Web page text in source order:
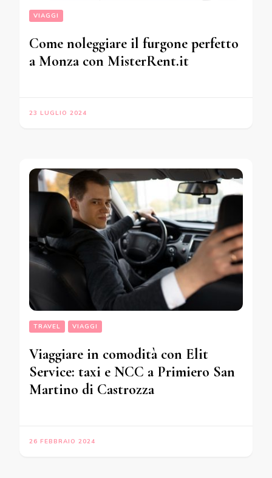
VIAGGI
Come noleggiare il furgone perfetto
a Monza con MisterRent.it
23 LUGLIO 2024
TRAVEL VIAGGI
Viaggiare in comodità con Elit
Service: taxi e NCC a Primiero San
Martino di Castrozza
26 FEBBRAIO 2024